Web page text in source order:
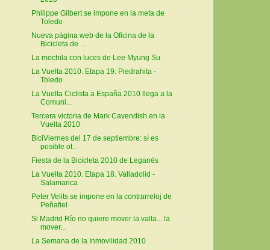
Philippe Gilbert se impone en la meta de
Toledo
Nueva página web de la Oficina de la
Bicicleta de ...
La mochila con luces de Lee Myung Su
La Vuelta 2010. Etapa 19. Piedrahita -
Toledo
La Vuelta Ciclista a España 2010 llega a la
Comuni...
Tercera victoria de Mark Cavendish en la
Vuelta 2010
BiciViernes del 17 de septiembre: sí es
posible ot...
Fiesta de la Bicicleta 2010 de Leganés
La Vuelta 2010. Etapa 18. Valladolid -
Salamanca
Peter Velits se impone en la contrarreloj de
Peñafiel
Si Madrid Río no quiere mover la valla... la
mover...
La Semana de la Inmovilidad 2010